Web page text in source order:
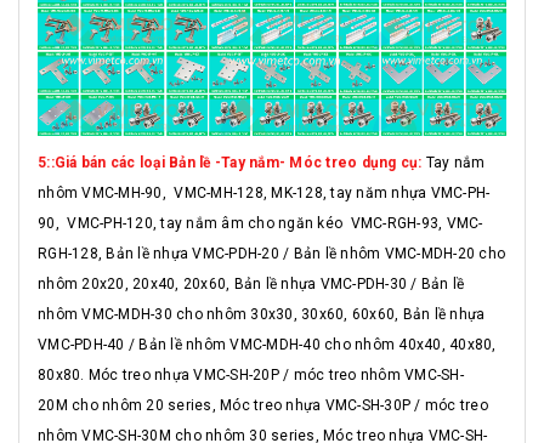
5::Giá bán các loại Bản lề -Tay nắm- Móc treo dụng cụ: Tay nắm
nhôm VMC-MH-90, VMC-MH-128, MK-128, tay năm nhựa VMC-PH-
90, VMC-PH-120, tay nắm âm cho ngăn kéo VMC-RGH-93, VMC-
RGH-128, Bản lề nhựa VMC-PDH-20 / Bản lề nhôm VMC-MDH-20 cho
nhôm 20x20, 20x40, 20x60, Bản lề nhựa VMC-PDH-30 / Bản lề
nhôm VMC-MDH-30 cho nhôm 30x30, 30x60, 60x60, Bản lề nhựa
VMC-PDH-40 / Bản lề nhôm VMC-MDH-40 cho nhôm 40x40, 40x80,
80x80. Móc treo nhựa VMC-SH-20P / móc treo nhôm VMC-SH-
20M cho nhôm 20 series, Móc treo nhựa VMC-SH-30P / móc treo
nhôm VMC-SH-30M cho nhôm 30 series, Móc treo nhựa VMC-SH-